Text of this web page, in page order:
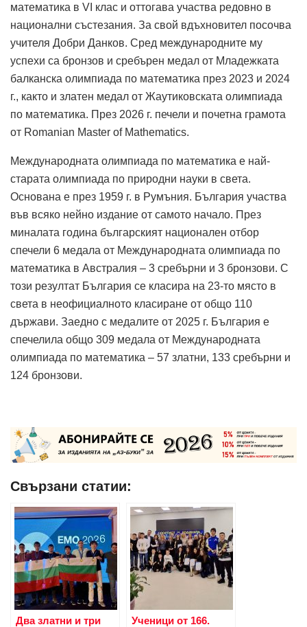
математика в VI клас и оттогава участва редовно в
национални състезания. За свой вдъхновител посочва
учителя Добри Данков. Сред международните му
успехи са бронзов и сребърен медал от Младежката
балканска олимпиада по математика през 2023 и 2024
г., както и златен медал от Жаутиковската олимпиада
по математика. През 2026 г. печели и почетна грамота
от Romanian Master of Mathematics.
Международната олимпиада по математика е най-
старата олимпиада по природни науки в света.
Основана е през 1959 г. в Румъния. България участва
във всяко нейно издание от самото начало. През
миналата година българският национален отбор
спечели 6 медала от Международната олимпиада по
математика в Австралия – 3 сребърни и 3 бронзови. С
този резултат България се класира на 23-то място в
света в неофициалното класиране от общо 110
държави. Заедно с медалите от 2025 г. България е
спечелила общо 309 медала от Международната
олимпиада по математика – 57 златни, 133 сребърни и
124 бронзови.
Свързани статии:
Два златни и три
Ученици от 166.